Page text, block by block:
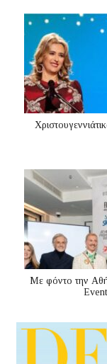
Με φόντο την